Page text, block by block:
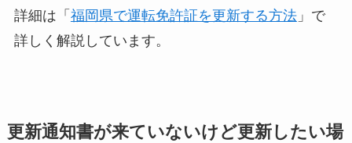
詳細は「 福岡県で運転免許証を更新する方法」で
詳しく解説しています。
更新通知書が来ていないけど更新したい場